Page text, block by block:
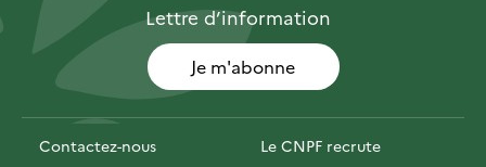
Lettred’information
Je m'abonne
Contactez-nous Le CNPF recrute